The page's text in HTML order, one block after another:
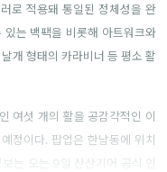
로 적용돼 통일된 정체성을 완
있는 백팩을 비롯해 아트워크와
개 형태의 카라비너 등 평소 활
여섯 개의 활을 공감각적인 이
정이다. 팝업은 한남동에 위치
는 오는 9일 산산기어 공식 인